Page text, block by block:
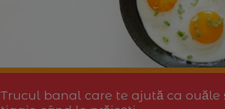
Trucul banal care te ajută ca ouăle